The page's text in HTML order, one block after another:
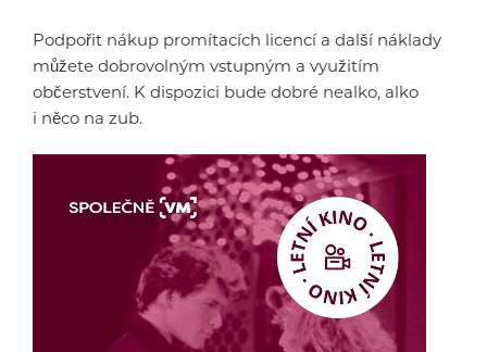
Podpořit nákup promítacích licencí a další náklady
můžete dobrovolným vstupným a využitím
občerstvení. K dispozici bude dobré nealko, alko
i něco na zub.